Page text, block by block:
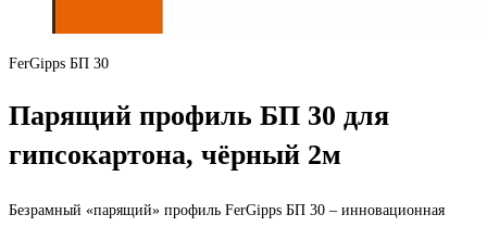
FerGipps БП 30
Парящий профиль БП 30 для
гипсокартона, чёрный 2м
Безрамный «парящий» профиль FerGipps БП 30 – инновационная